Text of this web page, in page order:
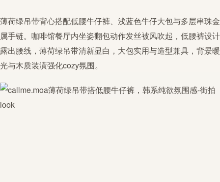
薄荷绿吊带背心搭配低腰牛仔裤、浅蓝色牛仔大包与多层串珠金
属手链。咖啡馆餐厅内坐姿翻包动作发丝被风吹起， 低腰裤设计
露出腰线， 薄荷绿吊带清新显白，大包实用与造型兼具，背景暖
光与木质装潢强化cozy氛围。